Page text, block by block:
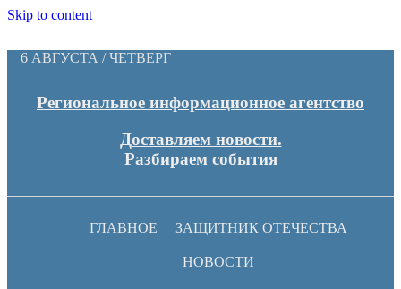
Skip to content
6 АВГУСТА / ЧЕТВЕРГ
Региональное информационное агентство
Доставляем новости.
Разбираем события
ГЛАВНОЕ ЗАЩИТНИК ОТЕЧЕСТВА
НОВОСТИ